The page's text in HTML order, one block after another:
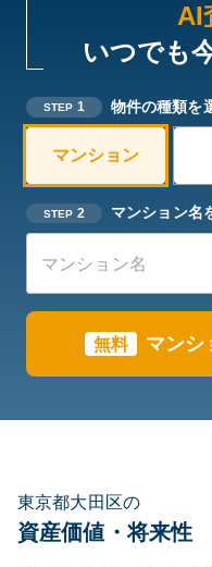
AI
いつでも
STEP 1 物件の種類を
マンション
STEP 2 マンション名
無料 マンシ
東京都大田区の
資産価値・将来性